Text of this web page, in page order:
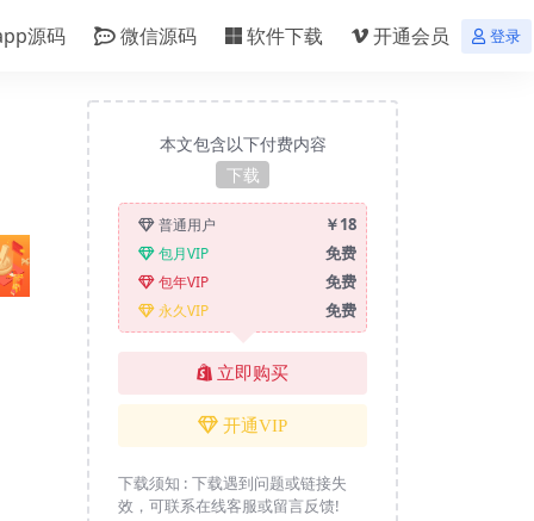
源码 微信源码 软件下载 开通会员 登录
本文包含以下付费内容
下载
普通用户 ￥18
包月VIP 免费
包年VIP 免费
永久VIP 免费
立即购买
开通VIP
下载须知 : 下载遇到问题或链接失
效，可联系在线客服或留言反馈!